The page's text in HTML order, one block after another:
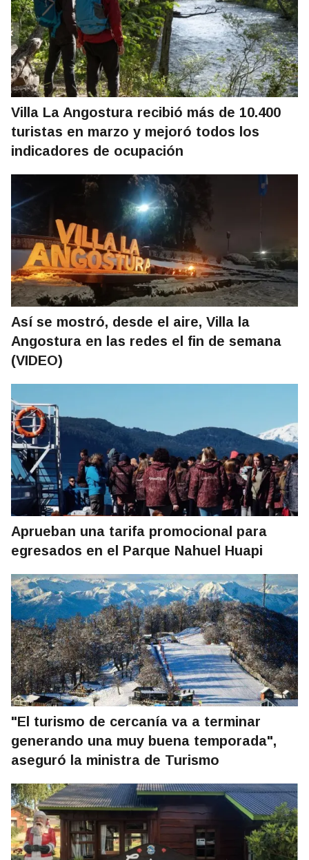
Villa La Angostura recibió más de 10.400
turistas en marzo y mejoró todos los
indicadores de ocupación
Así se mostró, desde el aire, Villa la
Angostura en las redes el fin de semana
(VIDEO)
Aprueban una tarifa promocional para
egresados en el Parque Nahuel Huapi
"El turismo de cercanía va a terminar
generando una muy buena temporada",
aseguró la ministra de Turismo